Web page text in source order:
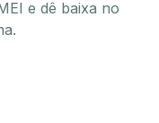
e dê baixa no